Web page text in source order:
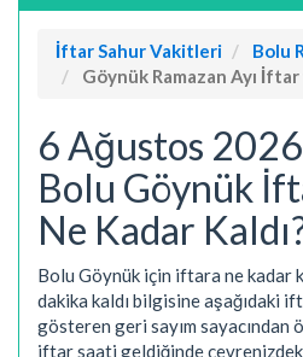
İftar Sahur Vakitleri
Bolu
Göynük Ramazan Ayı
6 Ağustos
Bolu Göynük
Ne Kadar
Bolu Göynük için iftara ne kadar
dakika kaldı bilgisine aşağıdaki
gösteren geri sayım sayacından
iftar saati geldiğinde